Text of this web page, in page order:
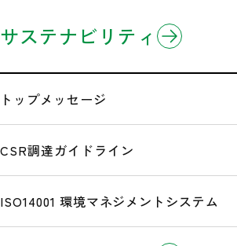
企業情報
3分でわかるミドリ安全
企業理念
沿革
製品情報
製品のお知らせ
Eコマース/EDI(電子商取引)
研究開発
開発事例
サステナビリティ
トップメッセージ
CSR調達ガイドライン
ISO14001 環境マネジメントシステム
「あな